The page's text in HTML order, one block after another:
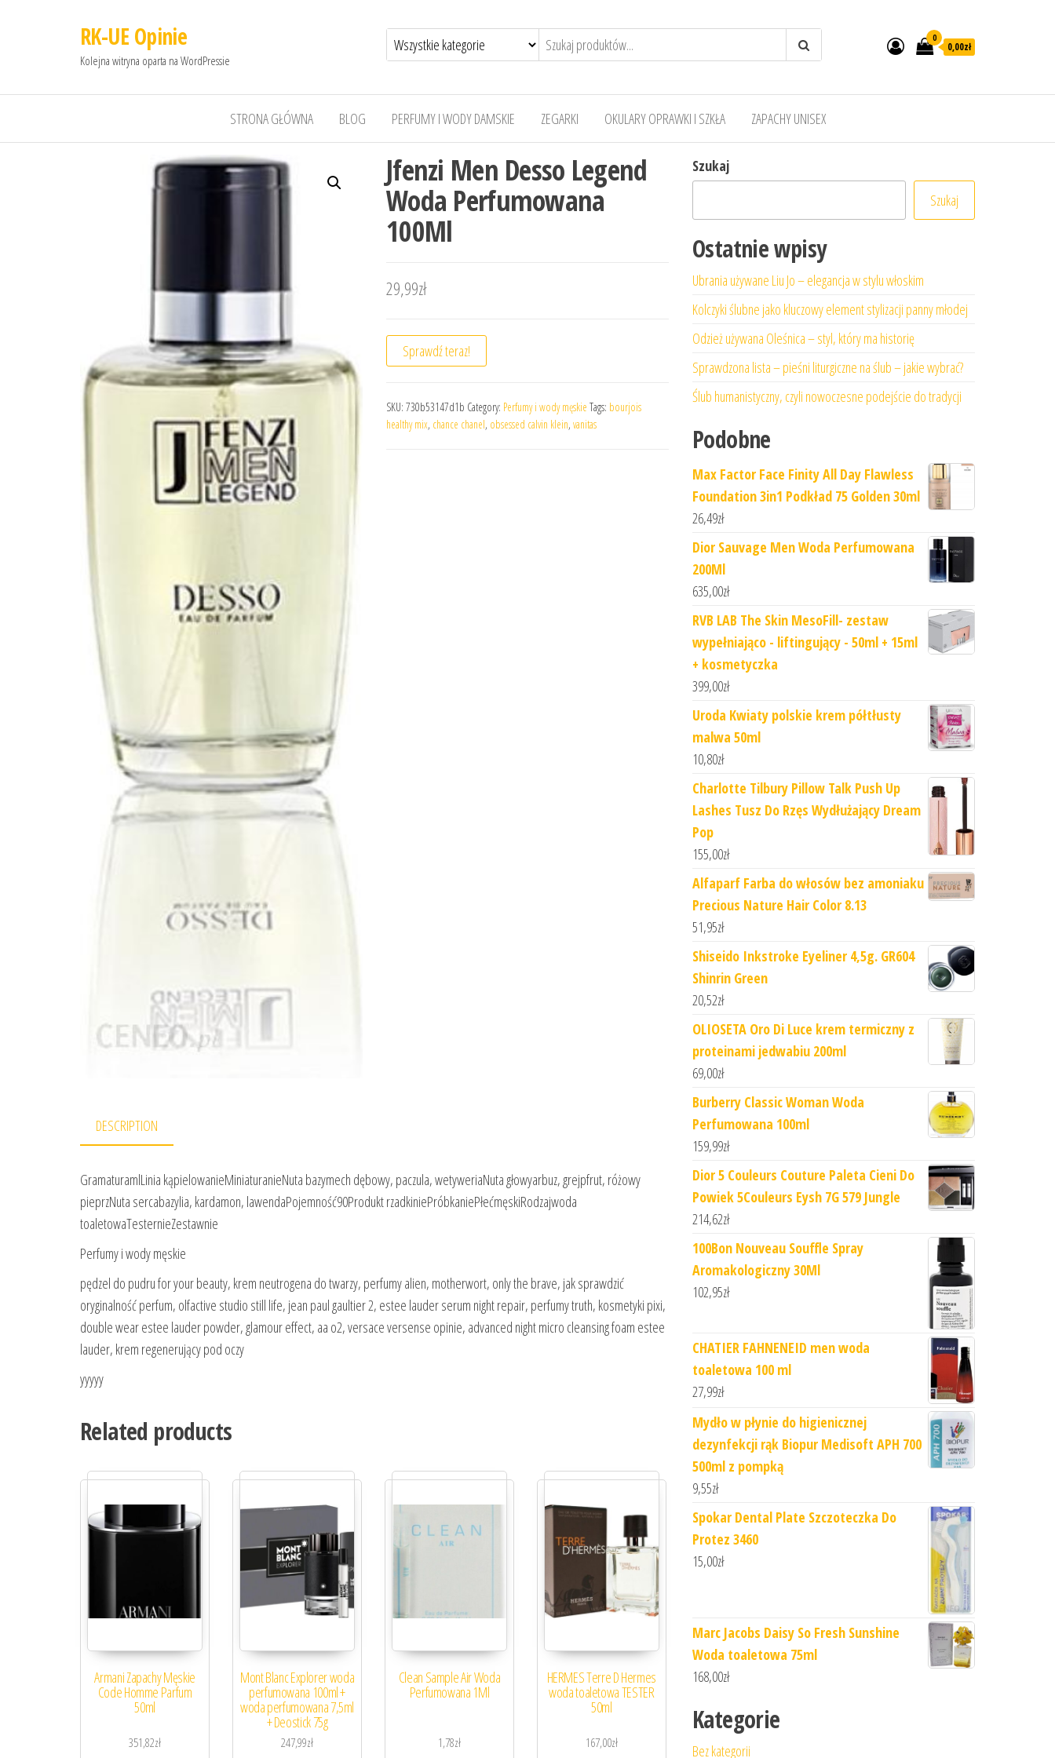
RK-UE Opinie
Kolejna witryna oparta na WordPressie
0
0,00zł
STRONA GŁÓWNA BLOG PERFUMY I WODY DAMSKIE ZEGARKI OKULARY OPRAWKI I SZKŁA ZAPACHY UNISEX
Jfenzi Men Desso Legend
Woda Perfumowana
100Ml
29,99zł
Sprawdź teraz!
SKU: 730b53147d1b Category: Perfumy i wody męskie Tags: bourjois
healthy mix, chance chanel, obsessed calvin klein, vanitas
DESCRIPTION
GramaturamlLinia kąpielowanieMiniaturanieNuta bazymech dębowy, paczula, wetyweriaNuta głowyarbuz, grejpfrut, różowy
pieprzNuta sercabazylia, kardamon, lawendaPojemność90Produkt rzadkiniePróbkaniePłećmęskiRodzajwoda
toaletowaTesternieZestawnie
Perfumy i wody męskie
pędzel do pudru for your beauty, krem neutrogena do twarzy, perfumy alien, motherwort, only the brave, jak sprawdzić
oryginalność perfum, olfactive studio still life, jean paul gaultier 2, estee lauder serum night repair, perfumy truth, kosmetyki pixi,
double wear estee lauder powder, glamour effect, aa o2, versace versense opinie, advanced night micro cleansing foam estee
lauder, krem regenerujący pod oczy
yyyyy
Related products
Armani Zapachy Męskie
Code Homme Parfum
50ml
351,82zł
Mont Blanc Explorer woda
perfumowana 100ml +
woda perfumowana 7,5ml
+ Deostick 75g
247,99zł
Clean Sample Air Woda
Perfumowana 1Ml
1,78zł
HERMES Terre D Hermes
woda toaletowa TESTER
50ml
167,00zł
Szukaj
Szukaj
Ostatnie wpisy
Ubrania używane Liu Jo – elegancja w stylu włoskim
Kolczyki ślubne jako kluczowy element stylizacji panny młodej
Odzież używana Oleśnica – styl, który ma historię
Sprawdzona lista – pieśni liturgiczne na ślub – jakie wybrać?
Ślub humanistyczny, czyli nowoczesne podejście do tradycji
Podobne
Max Factor Face Finity All Day Flawless
Foundation 3in1 Podkład 75 Golden 30ml
26,49zł
Dior Sauvage Men Woda Perfumowana
200Ml
635,00zł
RVB LAB The Skin MesoFill- zestaw
wypełniająco - liftingujący - 50ml + 15ml
+ kosmetyczka
399,00zł
Uroda Kwiaty polskie krem półtłusty
malwa 50ml
10,80zł
Charlotte Tilbury Pillow Talk Push Up
Lashes Tusz Do Rzęs Wydłużający Dream
Pop
155,00zł
Alfaparf Farba do włosów bez amoniaku
Precious Nature Hair Color 8.13
51,95zł
Shiseido Inkstroke Eyeliner 4,5g. GR604
Shinrin Green
20,52zł
OLIOSETA Oro Di Luce krem termiczny z
proteinami jedwabiu 200ml
69,00zł
Burberry Classic Woman Woda
Perfumowana 100ml
159,99zł
Dior 5 Couleurs Couture Paleta Cieni Do
Powiek 5Couleurs Eysh 7G 579 Jungle
214,62zł
100Bon Nouveau Souffle Spray
Aromakologiczny 30Ml
102,95zł
CHATIER FAHNENEID men woda
toaletowa 100 ml
27,99zł
Mydło w płynie do higienicznej
dezynfekcji rąk Biopur Medisoft APH 700
500ml z pompką
9,55zł
Spokar Dental Plate Szczoteczka Do
Protez 3460
15,00zł
Marc Jacobs Daisy So Fresh Sunshine
Woda toaletowa 75ml
168,00zł
Kategorie
Bez kategorii